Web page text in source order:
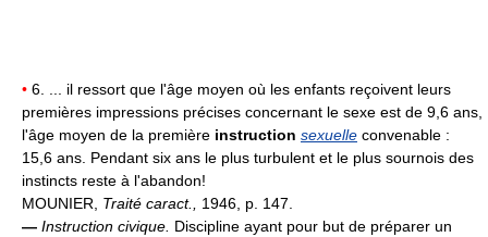
• 6. ... il ressort que l'âge moyen où les enfants reçoivent leurs
premières impressions précises concernant le sexe est de 9,6 ans,
l'âge moyen de la première instruction sexuelle convenable :
15,6 ans. Pendant six ans le plus turbulent et le plus sournois des
instincts reste à l'abandon!
MOUNIER, Traité caract., 1946, p. 147.
— Instruction civique. Discipline ayant pour but de préparer un